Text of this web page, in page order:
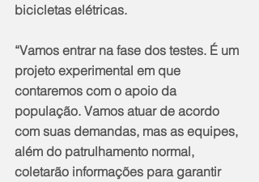
bicicletas elétricas.
“Vamos entrar na fase dos testes. É um
projeto experimental em que
contaremos com o apoio da
população. Vamos atuar de acordo
com suas demandas, mas as equipes,
além do patrulhamento normal,
coletarão informações para garantir